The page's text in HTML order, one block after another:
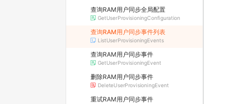
查询RAM用户同步全局配置
GetUserProvisioningConfiguration
查询RAM用户同步事件列表
ListUserProvisioningEvents
查询RAM用户同步事件
GetUserProvisioningEvent
删除RAM用户同步事件
DeleteUserProvisioningEvent
重试RAM用户同步事件